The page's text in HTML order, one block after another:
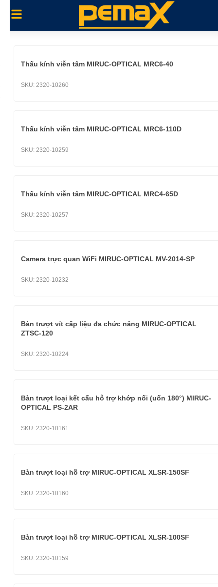
Thấu kính viễn tâm MIRUC-OPTICAL MRC6-40
SKU: 2320-10260
Thấu kính viễn tâm MIRUC-OPTICAL MRC6-110D
SKU: 2320-10259
Thấu kính viễn tâm MIRUC-OPTICAL MRC4-65D
SKU: 2320-10257
Camera trực quan WiFi MIRUC-OPTICAL MV-2014-SP
SKU: 2320-10232
Bàn trượt vít cấp liệu đa chức năng MIRUC-OPTICAL
ZTSC-120
SKU: 2320-10224
Bàn trượt loại kết cấu hỗ trợ khớp nối (uốn 180°) MIRUC-
OPTICAL PS-2AR
SKU: 2320-10161
Bàn trượt loại hỗ trợ MIRUC-OPTICAL XLSR-150SF
SKU: 2320-10160
Bàn trượt loại hỗ trợ MIRUC-OPTICAL XLSR-100SF
SKU: 2320-10159